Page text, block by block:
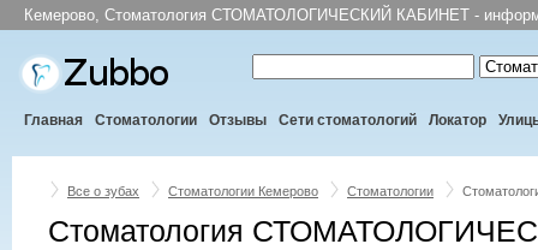
Кемерово, Стоматология СТОМАТОЛОГИЧЕСКИЙ КАБИНЕТ -
Главная Стоматологии Отзывы Сети стоматологий Локатор
Все о зубах Стоматологии Кемерово Стоматологии
Стоматология